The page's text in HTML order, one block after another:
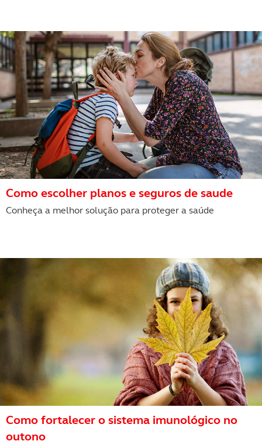
Como escolher planos e seguros de saude
Conheça a melhor solução para proteger a saúde
Como fortalecer o sistema imunológico no
outono